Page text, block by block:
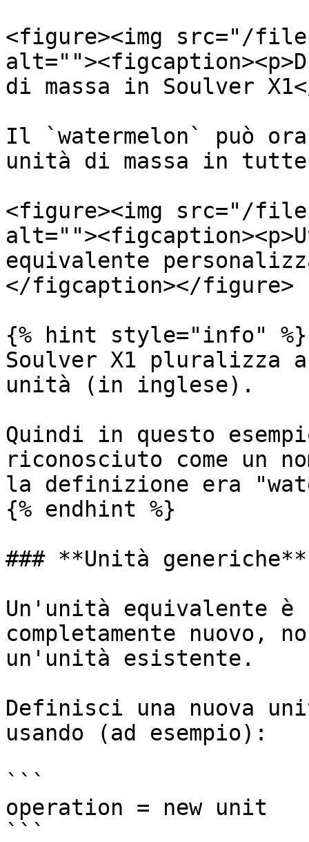
<figure><img src="/files/
di massa in Soulver
Il `watermelon` può
unità di massa in
<figure><img src="/files/
equivalente
</figcaption></figure>
{% hint style="info" %}
Soulver X1 pluralizza
unità (in inglese).
Quindi in questo
riconosciuto come un
la definizione era
{% endhint %}
### **Unità generiche**
Un'unità equivalente
completamente
un'unità esistente.
Definisci una nuova
usando (ad esempio):
```
operation = new unit
```